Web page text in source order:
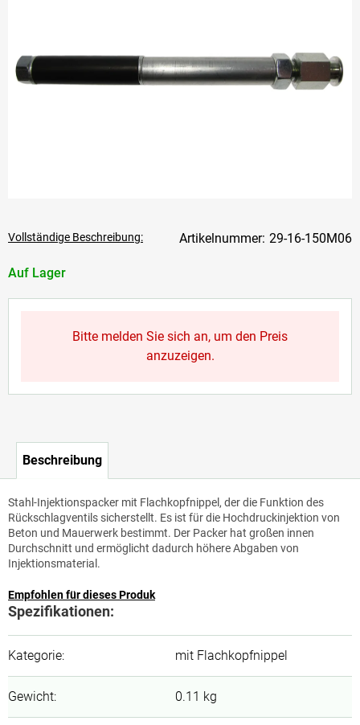
Auf Lager
Vollständige Beschreibung: 29-16-150M06
Bitte melden Sie sich an, um den Preis
anzuzeigen.
Beschreibung
Stahl-Injektionspacker mit Flachkopfnippel, der die Funktion des
Rückschlagventils sicherstellt. Es ist für die Hochdruckinjektion von
Beton und Mauerwerk bestimmt. Der Packer hat großen innen
Durchschnitt und ermöglicht dadurch höhere Abgaben von
Injektionsmaterial.
Empfohlen für dieses Produk
Spezifikationen:
Kategorie: mit Flachkopfnippel
Gewicht: 0.11 kg